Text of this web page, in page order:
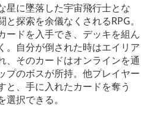
星に墜落した宇宙飛行士とな
探索を余儀なくされるRPG。
ードを入手でき、デッキを組ん
。自分が倒された時はエイリア
、そのカードはオンラインを通
プのボスが所持。他プレイヤー
と、手に入れたカードを奪う
択できる。